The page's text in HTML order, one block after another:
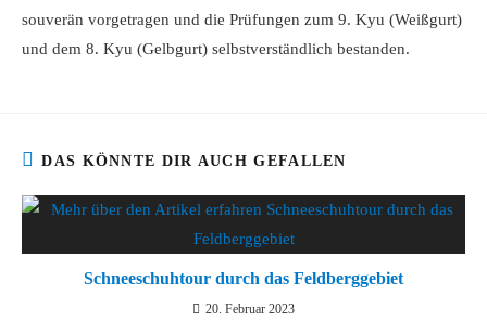
souverän vorgetragen und die Prüfungen zum 9. Kyu (Weißgurt)
und dem 8. Kyu (Gelbgurt) selbstverständlich bestanden.
DAS KÖNNTE DIR AUCH GEFALLEN
Schneeschuhtour durch das Feldberggebiet
20. Februar 2023